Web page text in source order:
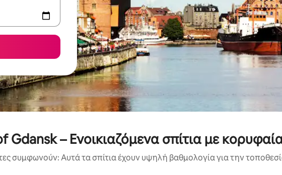
Gdansk – Ενοικιαζόμενα σπίτια με
συμφωνούν: Αυτά τα σπίτια έχουν υψηλή βαθμολογία για την